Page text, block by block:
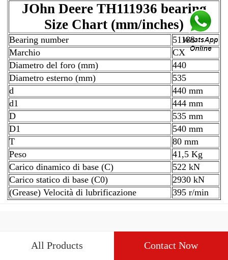
JOhn Deere TH111936 bearing
Size Chart (mm/inches)
Bearing number
51188
Marchio
CX
Diametro del foro (mm)
440
Diametro esterno (mm)
535
d
440 mm
d1
444 mm
D
535 mm
D1
540 mm
T
80 mm
Peso
41,5 Kg
Carico dinamico di base (C)
522 kN
Carico statico di base (C0)
2930 kN
(Grease) Velocità di lubrificazione
395 r/min
All Products Contact Now